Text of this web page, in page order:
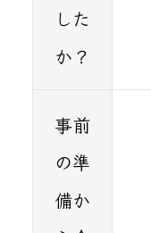
した
か？
事前
の準
備か